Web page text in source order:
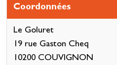
Coordonnées
Le Goluret
19 rue Gaston Cheq
10200 COUVIGNON